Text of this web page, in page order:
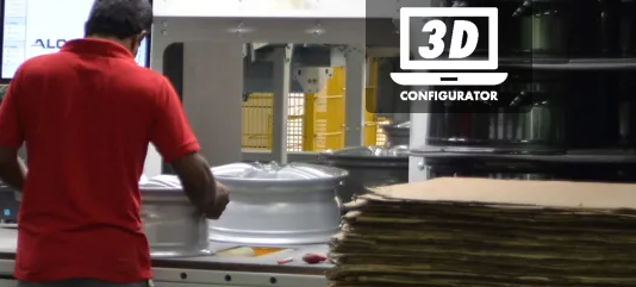
3D
Configurator